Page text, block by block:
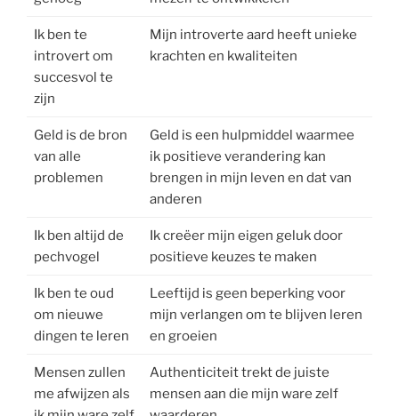
Ik ben te
introvert om
succesvol te
zijn
Mijn introverte aard heeft unieke
krachten en kwaliteiten
Geld is de bron
van alle
problemen
Geld is een hulpmiddel waarmee
ik positieve verandering kan
brengen in mijn leven en dat van
anderen
Ik ben altijd de
pechvogel
Ik creëer mijn eigen geluk door
positieve keuzes te maken
Ik ben te oud
om nieuwe
dingen te leren
Leeftijd is geen beperking voor
mijn verlangen om te blijven leren
en groeien
Mensen zullen
me afwijzen als
Authenticiteit trekt de juiste
mensen aan die mijn ware zelf